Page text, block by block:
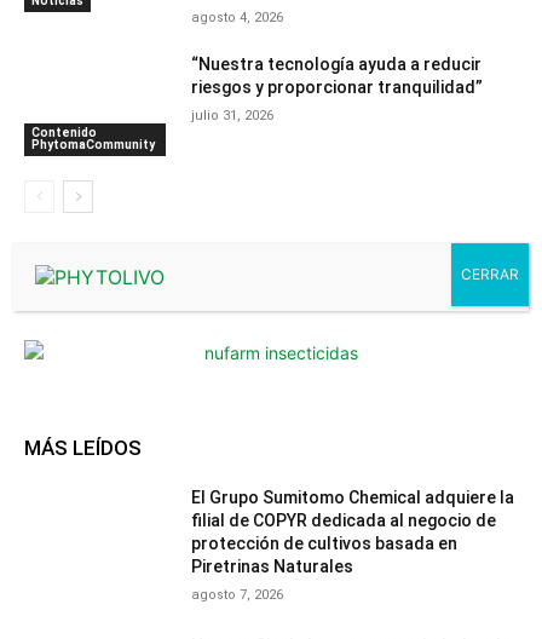
agosto 4, 2026
Contenido
PhytomaCommunity
“Nuestra tecnología ayuda a reducir
riesgos y proporcionar tranquilidad”
julio 31, 2026
MÁS LEÍDOS
El Grupo Sumitomo Chemical adquiere la
filial de COPYR dedicada al negocio de
protección de cultivos basada en
Piretrinas Naturales
agosto 7, 2026